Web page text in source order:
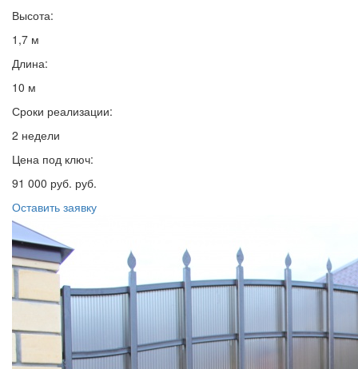
Высота:
1,7 м
Длина:
10 м
Сроки реализации:
2 недели
Цена под ключ:
91 000 руб. руб.
Оставить заявку